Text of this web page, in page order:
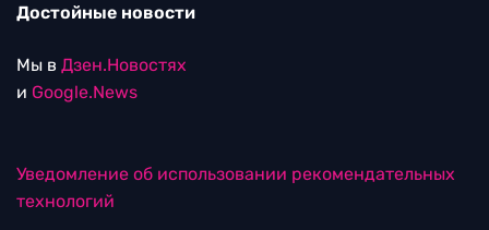
Достойные новости
Мы в Дзен.Новостях
и Google.News
Уведомление об использовании рекомендательных
технологий